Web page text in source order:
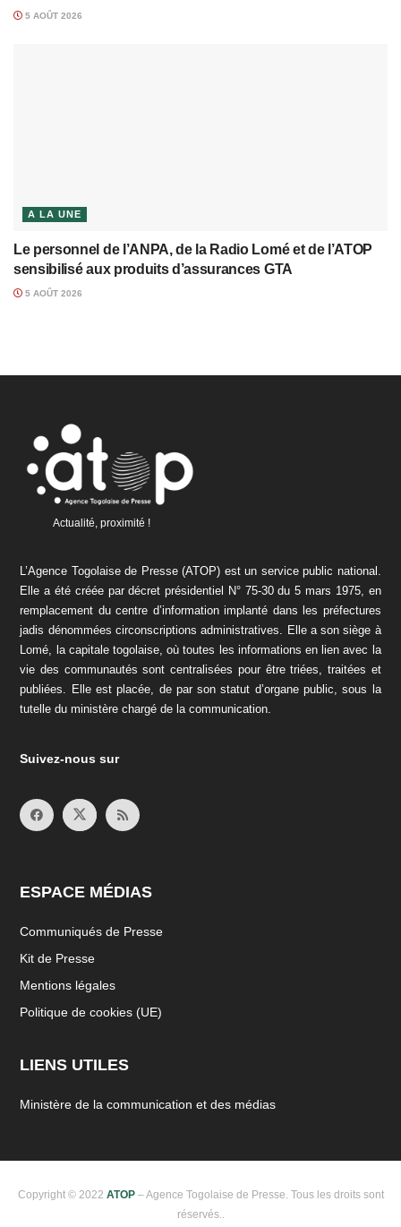
5 AOÛT 2026
A LA UNE
Le personnel de l’ANPA, de la Radio Lomé et de l’ATOP
sensibilisé aux produits d’assurances GTA
5 AOÛT 2026
Actualité, proximité !
L’Agence Togolaise de Presse (ATOP) est un service public national.
Elle a été créée par décret présidentiel N° 75-30 du 5 mars 1975, en
remplacement du centre d’information implanté dans les préfectures
jadis dénommées circonscriptions administratives. Elle a son siège à
Lomé, la capitale togolaise, où toutes les informations en lien avec la
vie des communautés sont centralisées pour être triées, traitées et
publiées. Elle est placée, de par son statut d’organe public, sous la
tutelle du ministère chargé de la communication.
Suivez-nous sur
ESPACE MÉDIAS
Communiqués de Presse
Kit de Presse
Mentions légales
Politique de cookies (UE)
LIENS UTILES
Ministère de la communication et des médias
Copyright © 2022 ATOP– Agence Togolaise de Presse. Tous les droits sont
réservés..